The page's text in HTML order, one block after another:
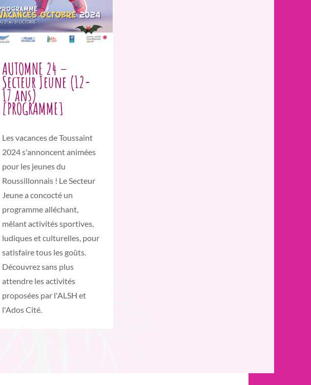
AUTOMNE 24 –
Secteur Jeune (12-
17 ans)
[PROGRAMME]
Les vacances de Toussaint
2024 s'annoncent animées
pour les jeunes du
Roussillonnais ! Le Secteur
Jeune a concocté un
programme alléchant,
mêlant activités sportives,
ludiques et culturelles, pour
satisfaire tous les goûts.
Découvrez sans plus
attendre les activités
proposées par l'ALSH et
l'Ados Cité.